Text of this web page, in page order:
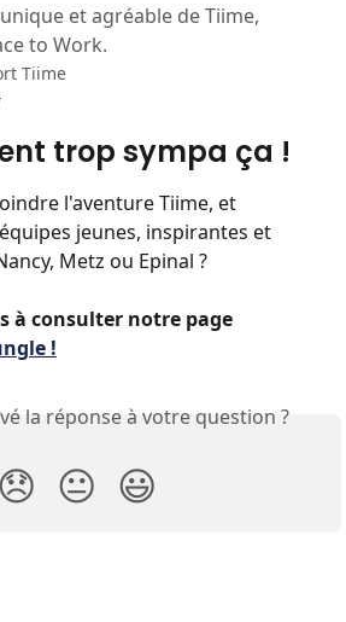
et agréable de Tiime,
to Work.
Tiime
trop sympa ça !
l'aventure Tiime, et
jeunes, inspirantes et
Metz ou Epinal ?
à consulter notre page
!
la réponse à votre question ?
😞 😐 😃